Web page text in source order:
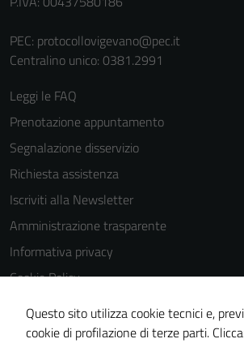
PEC: protocollovigevano@pec.it
Centralino unico: 0381.2991
Leggi le FAQ
Prenotazione appuntamento
Segnalazione disservizio
Richiesta assistenza
Iscriviti alla Newsletter
Amministrazione trasparente
Informativa privacy
Cookie Policy
Media policy
Note legali
Questo sito utilizza cookie tecnici e,
cookie di profilazione di terze parti.